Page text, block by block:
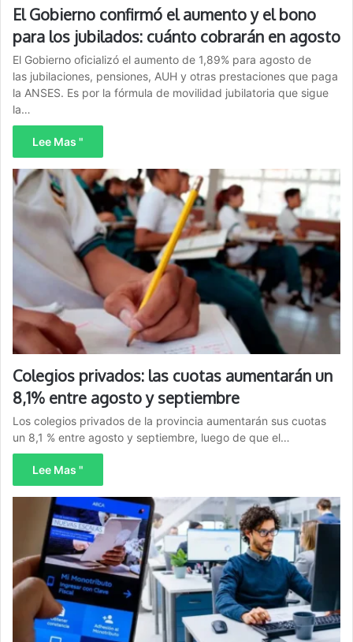
El Gobierno confirmó el aumento y el bono
para los jubilados: cuánto cobrarán en agosto
El Gobierno oficializó el aumento de 1,89% para agosto de
las jubilaciones, pensiones, AUH y otras prestaciones que paga
la ANSES. Es por la fórmula de movilidad jubilatoria que sigue
la…
Lee Mas "
Colegios privados: las cuotas aumentarán un
8,1% entre agosto y septiembre
Los colegios privados de la provincia aumentarán sus cuotas
un 8,1 % entre agosto y septiembre, luego de que el…
Lee Mas "